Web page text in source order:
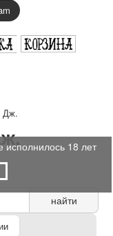
Дж.
найти
исполнилось 18 лет